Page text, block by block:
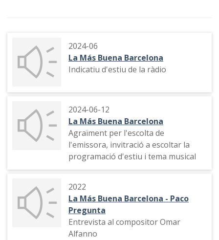
2024-06
La Más Buena Barcelona
Indicatiu d'estiu de la ràdio
2024-06-12
La Más Buena Barcelona
Agraïment per l'escolta de
l'emissora, invitració a escoltar la
programació d'estiu i tema musical
2022
La Más Buena Barcelona - Paco
Pregunta
Entrevista al compositor Omar
Alfanno